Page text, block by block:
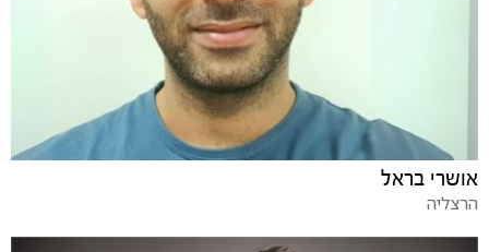
אושרי בראל
הרצליה